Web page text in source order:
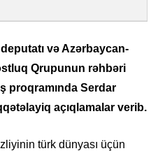
və Azərbaycan-
Qrupunun rəhbəri
proqramında Serdar
açıqlamalar verib.
türk dünyası üçün